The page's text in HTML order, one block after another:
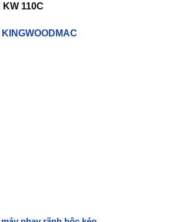
KW 110C
KINGWOODMAC